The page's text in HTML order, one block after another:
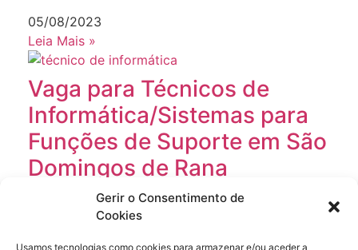
Gerir o Consentimento de
Cookies
Usamos tecnologias como cookies para armazenar e/ou aceder a
05/08/2023
Leia Mais »
Vaga para Técnicos de
Informática/Sistemas para
Funções de Suporte em São
Domingos de Rana
21/06/2024